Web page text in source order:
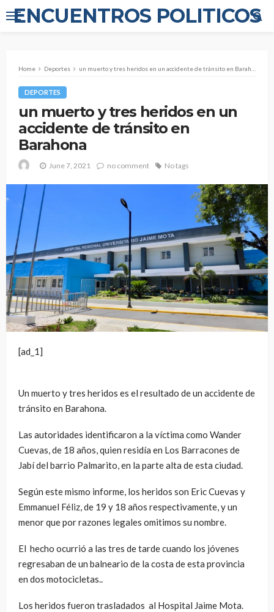
ENCUENTROS POLITICOS
Home Deportes un muerto y tres heridos en un accidente de tránsito en Barahona
DEPORTES
un muerto y tres heridos en un
accidente de tránsito en
Barahona
June 7, 2021 no comment No tags
[ad_1]
Un muerto y tres heridos es el resultado de un accidente de
tránsito en Barahona.
Las autoridades identificaron a la víctima como Wander
Cuevas, de 18 años, quien residía en Los Barracones de
Jabí del barrio Palmarito, en la parte alta de esta ciudad.
Según este mismo informe, los heridos son Eric Cuevas y
Emmanuel Féliz, de 19 y 18 años respectivamente, y un
menor que por razones legales omitimos su nombre.
El hecho ocurrió a las tres de tarde cuando los jóvenes
regresaban de un balneario de la costa de esta provincia
en dos motocicletas..
Los heridos fueron trasladados al Hospital Jaime Mota.